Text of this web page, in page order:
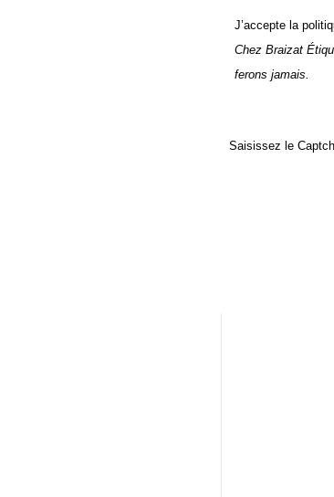
J’accepte la
Chez Braizat
ferons jamais.
Saisissez le